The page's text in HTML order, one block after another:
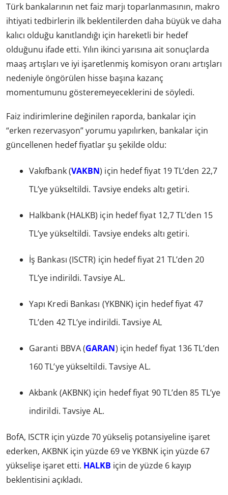
Türk bankalarının net faiz marjı toparlanmasının, makro
ihtiyati tedbirlerin ilk beklentilerden daha büyük ve daha
kalıcı olduğu kanıtlandığı için hareketli bir hedef
olduğunu ifade etti. Yılın ikinci yarısına ait sonuçlarda
maaş artışları ve iyi işaretlenmiş komisyon oranı artışları
nedeniyle öngörülen hisse başına kazanç
momentumunu gösteremeyeceklerini de söyledi.
Faiz indirimlerine değinilen raporda, bankalar için
“erken rezervasyon” yorumu yapılırken, bankalar için
güncellenen hedef fiyatlar şu şekilde oldu:
Vakıfbank (VAKBN) için hedef fiyat 19 TL’den 22,7
TL’ye yükseltildi. Tavsiye endeks altı getiri.
Halkbank (HALKB) için hedef fiyat 12,7 TL’den 15
TL’ye yükseltildi. Tavsiye endeks altı getiri.
İş Bankası (ISCTR) için hedef fiyat 21 TL’den 20
TL’ye indirildi. Tavsiye AL.
Yapı Kredi Bankası (YKBNK) için hedef fiyat 47
TL’den 42 TL’ye indirildi. Tavsiye AL
Garanti BBVA (GARAN) için hedef fiyat 136 TL’den
160 TL’ye yükseltildi. Tavsiye AL.
Akbank (AKBNK) için hedef fiyat 90 TL’den 85 TL’ye
indirildi. Tavsiye AL.
BofA, ISCTR için yüzde 70 yükseliş potansiyeline işaret
ederken, AKBNK için yüzde 69 ve YKBNK için yüzde 67
yükselişe işaret etti. HALKB için de yüzde 6 kayıp
beklentisini açıkladı.